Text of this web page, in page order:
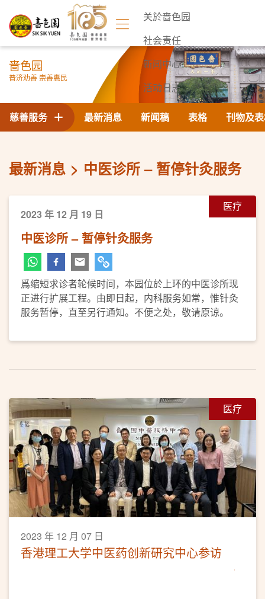
关於啬色园
社会责任
新闻中心
活动日志
联络我们
啬色园
普济劝善 崇善惠民
最新消息 新闻稿 表格 刊物及
慈善服务
最新消息 中医诊所 – 暂停针灸服务
医疗
2023 年 12 月 19 日
中医诊所 – 暂停针灸服务
爲缩短求诊者轮候时间，本园位於上环的中医诊所现
正进行扩展工程。由即日起，内科服务如常，惟针灸
服务暂停，直至另行通知。不便之处，敬请原谅。
医疗
2023 年 12 月 07 日
香港理工大学中医药创新研究中心参访